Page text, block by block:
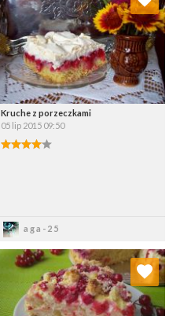
Kruche z porzeczkami
05 lip 2015 09:50
aga-25
Wybierz listę:
Dodaj do ulubionych
Wybierz listę: